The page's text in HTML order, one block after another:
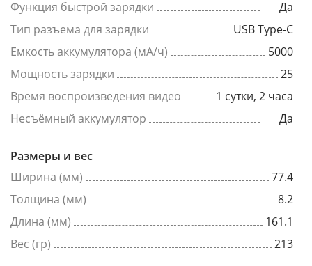
Функция быстрой зарядки
Да
Тип разъема для зарядки
USB Type-C
Емкость аккумулятора (мА/ч)
5000
Мощность зарядки
25
Время воспроизведения видео
1 сутки, 2 часа
Несъёмный аккумулятор
Да
Размеры и вес
Ширина (мм)
77.4
Толщина (мм)
8.2
Длина (мм)
161.1
Вес (гр)
213